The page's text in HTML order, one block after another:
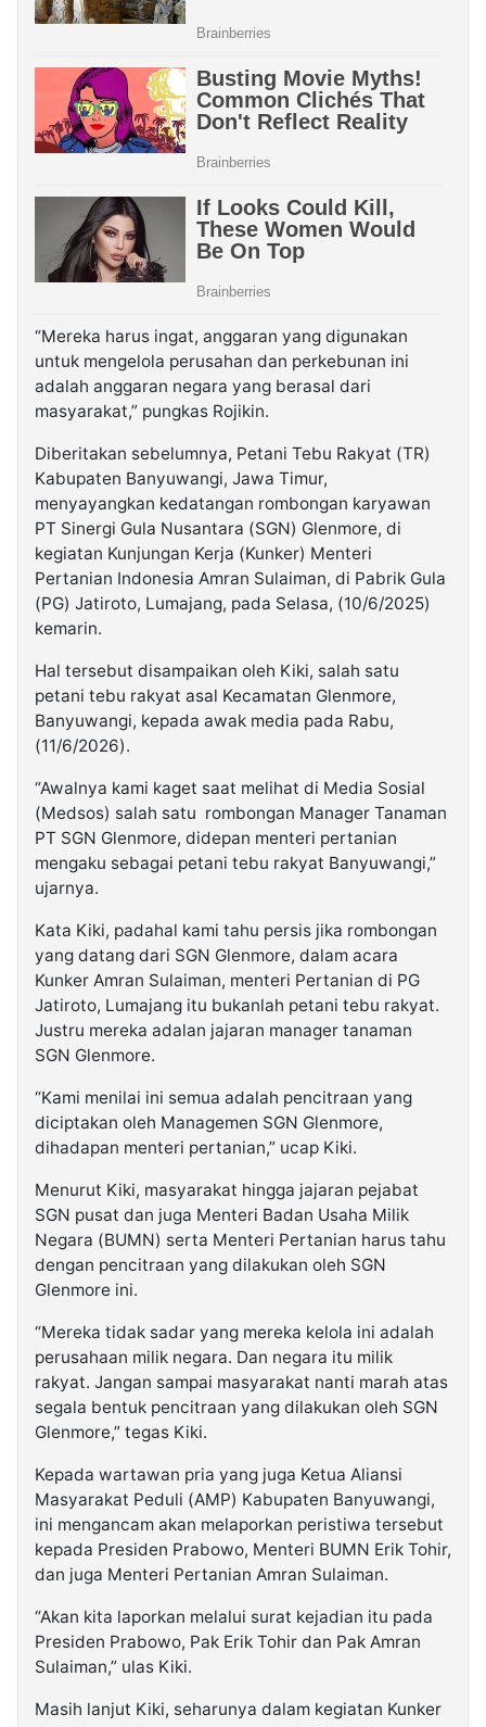
“Mereka harus ingat, anggaran yang digunakan
untuk mengelola perusahan dan perkebunan ini
adalah anggaran negara yang berasal dari
masyarakat,” pungkas Rojikin.
Diberitakan sebelumnya, Petani Tebu Rakyat (TR)
Kabupaten Banyuwangi, Jawa Timur,
menyayangkan kedatangan rombongan karyawan
PT Sinergi Gula Nusantara (SGN) Glenmore, di
kegiatan Kunjungan Kerja (Kunker) Menteri
Pertanian Indonesia Amran Sulaiman, di Pabrik Gula
(PG) Jatiroto, Lumajang, pada Selasa, (10/6/2025)
kemarin.
Hal tersebut disampaikan oleh Kiki, salah satu
petani tebu rakyat asal Kecamatan Glenmore,
Banyuwangi, kepada awak media pada Rabu,
(11/6/2026).
“Awalnya kami kaget saat melihat di Media Sosial
(Medsos) salah satu rombongan Manager Tanaman
PT SGN Glenmore, didepan menteri pertanian
mengaku sebagai petani tebu rakyat Banyuwangi,”
ujarnya.
Kata Kiki, padahal kami tahu persis jika rombongan
yang datang dari SGN Glenmore, dalam acara
Kunker Amran Sulaiman, menteri Pertanian di PG
Jatiroto, Lumajang itu bukanlah petani tebu rakyat.
Justru mereka adalan jajaran manager tanaman
SGN Glenmore.
“Kami menilai ini semua adalah pencitraan yang
diciptakan oleh Managemen SGN Glenmore,
dihadapan menteri pertanian,” ucap Kiki.
Menurut Kiki, masyarakat hingga jajaran pejabat
SGN pusat dan juga Menteri Badan Usaha Milik
Negara (BUMN) serta Menteri Pertanian harus tahu
dengan pencitraan yang dilakukan oleh SGN
Glenmore ini.
“Mereka tidak sadar yang mereka kelola ini adalah
perusahaan milik negara. Dan negara itu milik
rakyat. Jangan sampai masyarakat nanti marah atas
segala bentuk pencitraan yang dilakukan oleh SGN
Glenmore,” tegas Kiki.
Kepada wartawan pria yang juga Ketua Aliansi
Masyarakat Peduli (AMP) Kabupaten Banyuwangi,
ini mengancam akan melaporkan peristiwa tersebut
kepada Presiden Prabowo, Menteri BUMN Erik Tohir,
dan juga Menteri Pertanian Amran Sulaiman.
“Akan kita laporkan melalui surat kejadian itu pada
Presiden Prabowo, Pak Erik Tohir dan Pak Amran
Sulaiman,” ulas Kiki.
Masih lanjut Kiki, seharunya dalam kegiatan Kunker